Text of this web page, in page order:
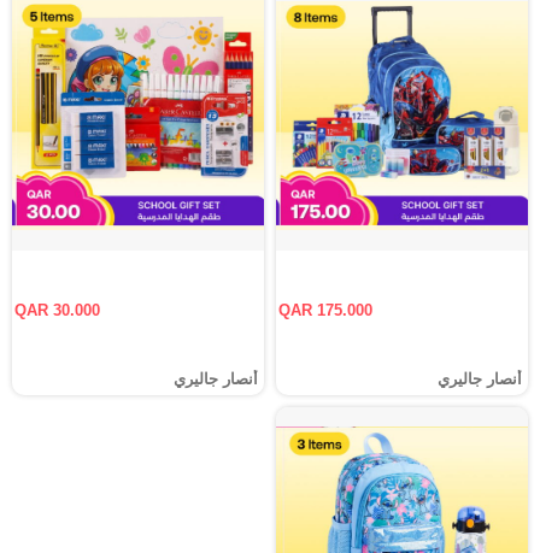
QAR 175.000
أنصار جاليري
QAR 30.000
أنصار جاليري